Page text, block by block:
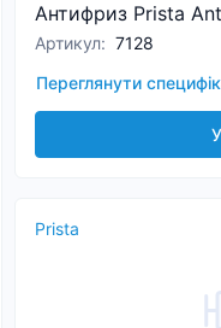
Антифриз Prista
Артикул: 7128
Переглянути
Prista